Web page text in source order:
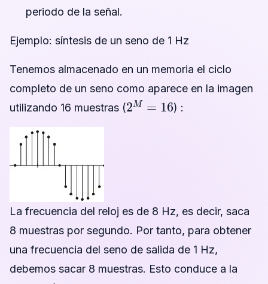
periodo de la señal.
Ejemplo: síntesis de un seno de 1 Hz
Tenemos almacenado en un memoria el ciclo
completo de un seno como aparece en la imagen
utilizando 16 muestras (
2 M =16
) :
La frecuencia del reloj es de 8 Hz, es decir, saca
8 muestras por segundo. Por tanto, para obtener
una frecuencia del seno de salida de 1 Hz,
debemos sacar 8 muestras. Esto conduce a la